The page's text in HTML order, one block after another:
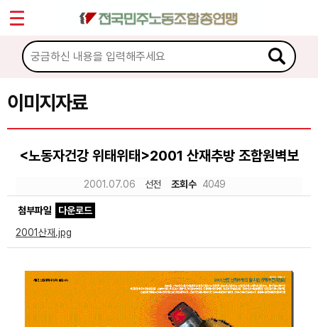
이미지자료
<노동자건강 위태위태>2001 산재추방 조합원벽보
2001.07.06 선전 조회수 4049
첨부파일
다운로드
2001산재.jpg
마이페이지
소개
소식
문서자료
미디어자료
카드뉴스
Sketchbook5, 스케치북5
Sketchbook5, 스케치북5